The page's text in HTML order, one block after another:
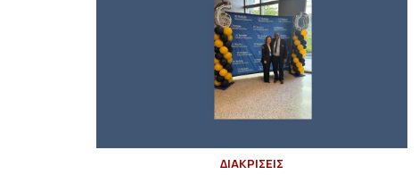
ΔΙΑΚΡΙΣΕΙΣ